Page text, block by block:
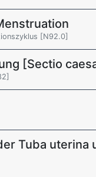
[N92.0]
[Sectio
Tuba uterina